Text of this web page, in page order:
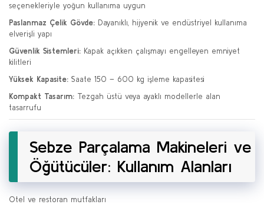
seçenekleriyle yoğun kullanıma uygun
Paslanmaz Çelik Gövde: Dayanıklı, hijyenik ve endüstriyel kullanıma
elverişli yapı
Güvenlik Sistemleri: Kapak açıkken çalışmayı engelleyen emniyet
kilitleri
Yüksek Kapasite: Saate 150 – 600 kg işleme kapasitesi
Kompakt Tasarım: Tezgah üstü veya ayaklı modellerle alan
tasarrufu
Sebze Parçalama Makineleri ve
Öğütücüler: Kullanım Alanları
Otel ve restoran mutfakları